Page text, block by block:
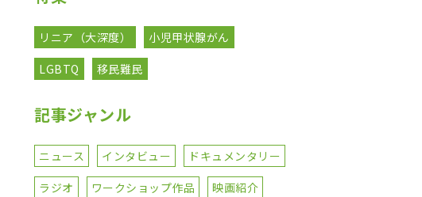
リニア（大深度）
小児甲状腺がん
LGBTQ
移民難民
記事ジャンル
ニュース インタビュー
ドキュメンタリー
ラジオ
ワークショップ作品
映画紹介